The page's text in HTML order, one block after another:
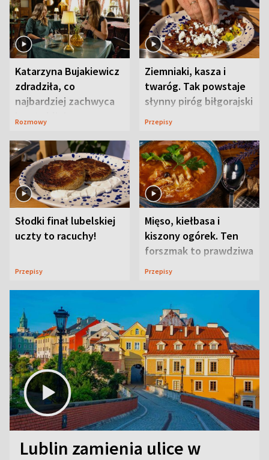
Katarzyna Bujakiewicz
zdradziła, co
najbardziej zachwyca
ją w Lublinie
Rozmowy
Ziemniaki, kasza i
twaróg. Tak powstaje
słynny piróg biłgorajski
Przepisy
Słodki finał lubelskiej
uczty to racuchy!
Przepisy
Mięso, kiełbasa i
kiszony ogórek. Ten
forszmak to prawdziwa
uczta
Przepisy
Lublin zamienia ulice w